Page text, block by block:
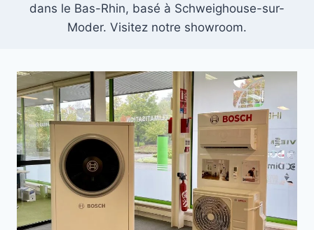
dans le Bas-Rhin, basé à Schweighouse-sur-
Moder. Visitez notre showroom.